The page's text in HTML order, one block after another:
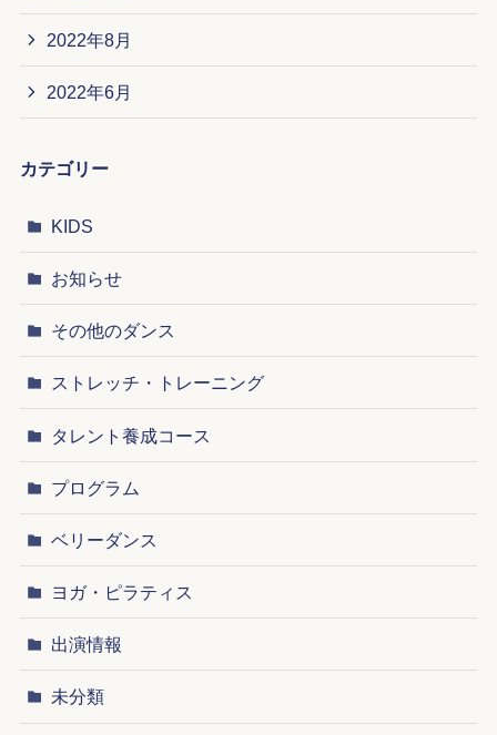
2022年8月
2022年6月
カテゴリー
KIDS
お知らせ
その他のダンス
ストレッチ・トレーニング
タレント養成コース
プログラム
ベリーダンス
ヨガ・ピラティス
出演情報
未分類